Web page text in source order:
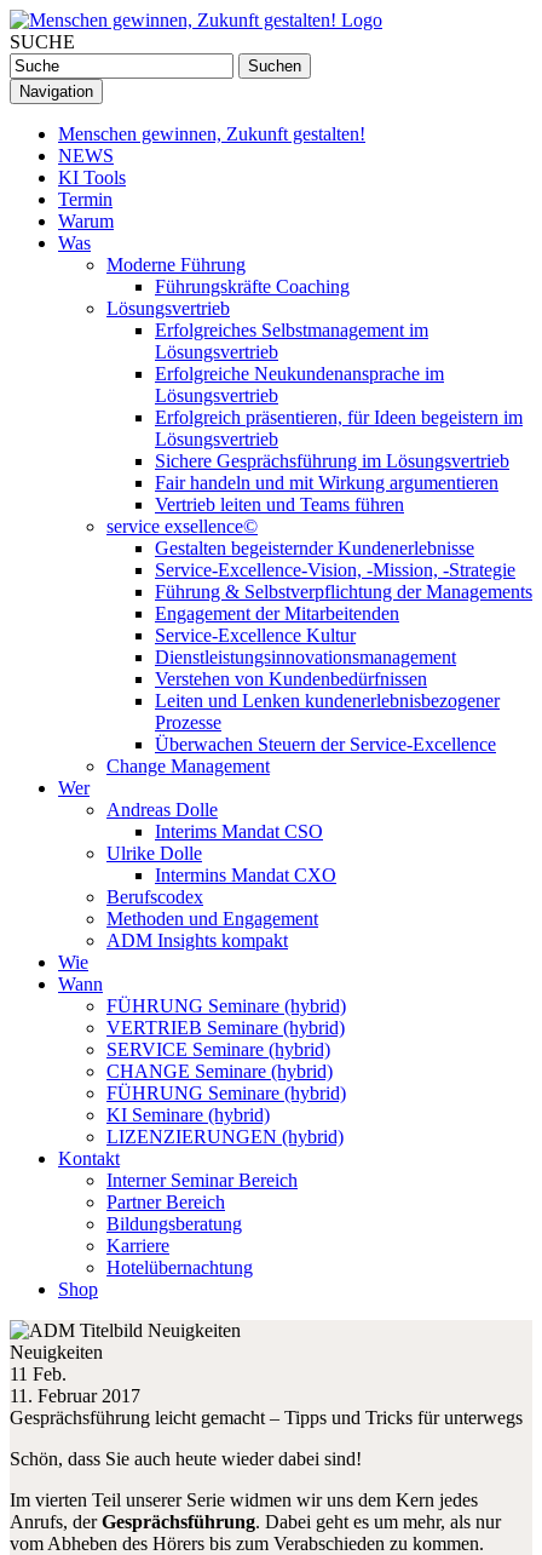
SUCHE
Navigation
Menschen gewinnen, Zukunft gestalten!
NEWS
KI Tools
Termin
Warum
Was
Moderne Führung
Führungskräfte Coaching
Lösungsvertrieb
Erfolgreiches Selbstmanagement im
Lösungsvertrieb
Erfolgreiche Neukundenansprache im
Lösungsvertrieb
Erfolgreich präsentieren, für Ideen begeistern im
Lösungsvertrieb
Sichere Gesprächsführung im Lösungsvertrieb
Fair handeln und mit Wirkung argumentieren
Vertrieb leiten und Teams führen
service exsellence©
Gestalten begeisternder Kundenerlebnisse
Service-Excellence-Vision, -Mission, -Strategie
Führung & Selbstverpflichtung der Managements
Engagement der Mitarbeitenden
Service-Excellence Kultur
Dienstleistungsinnovationsmanagement
Verstehen von Kundenbedürfnissen
Leiten und Lenken kundenerlebnisbezogener
Prozesse
Überwachen Steuern der Service-Excellence
Change Management
Wer
Andreas Dolle
Interims Mandat CSO
Ulrike Dolle
Intermins Mandat CXO
Berufscodex
Methoden und Engagement
ADM Insights kompakt
Wie
Wann
FÜHRUNG Seminare (hybrid)
VERTRIEB Seminare (hybrid)
SERVICE Seminare (hybrid)
CHANGE Seminare (hybrid)
FÜHRUNG Seminare (hybrid)
KI Seminare (hybrid)
LIZENZIERUNGEN (hybrid)
Kontakt
Interner Seminar Bereich
Partner Bereich
Bildungsberatung
Karriere
Hotelübernachtung
Shop
Neuigkeiten
11 Feb.
11. Februar 2017
Gesprächsführung leicht gemacht – Tipps und Tricks für unterwegs
Schön, dass Sie auch heute wieder dabei sind!
Im vierten Teil unserer Serie widmen wir uns dem Kern jedes
Anrufs, derGesprächsführung. Dabei geht es um mehr, als nur
vom Abheben des Hörers bis zum Verabschieden zu kommen.